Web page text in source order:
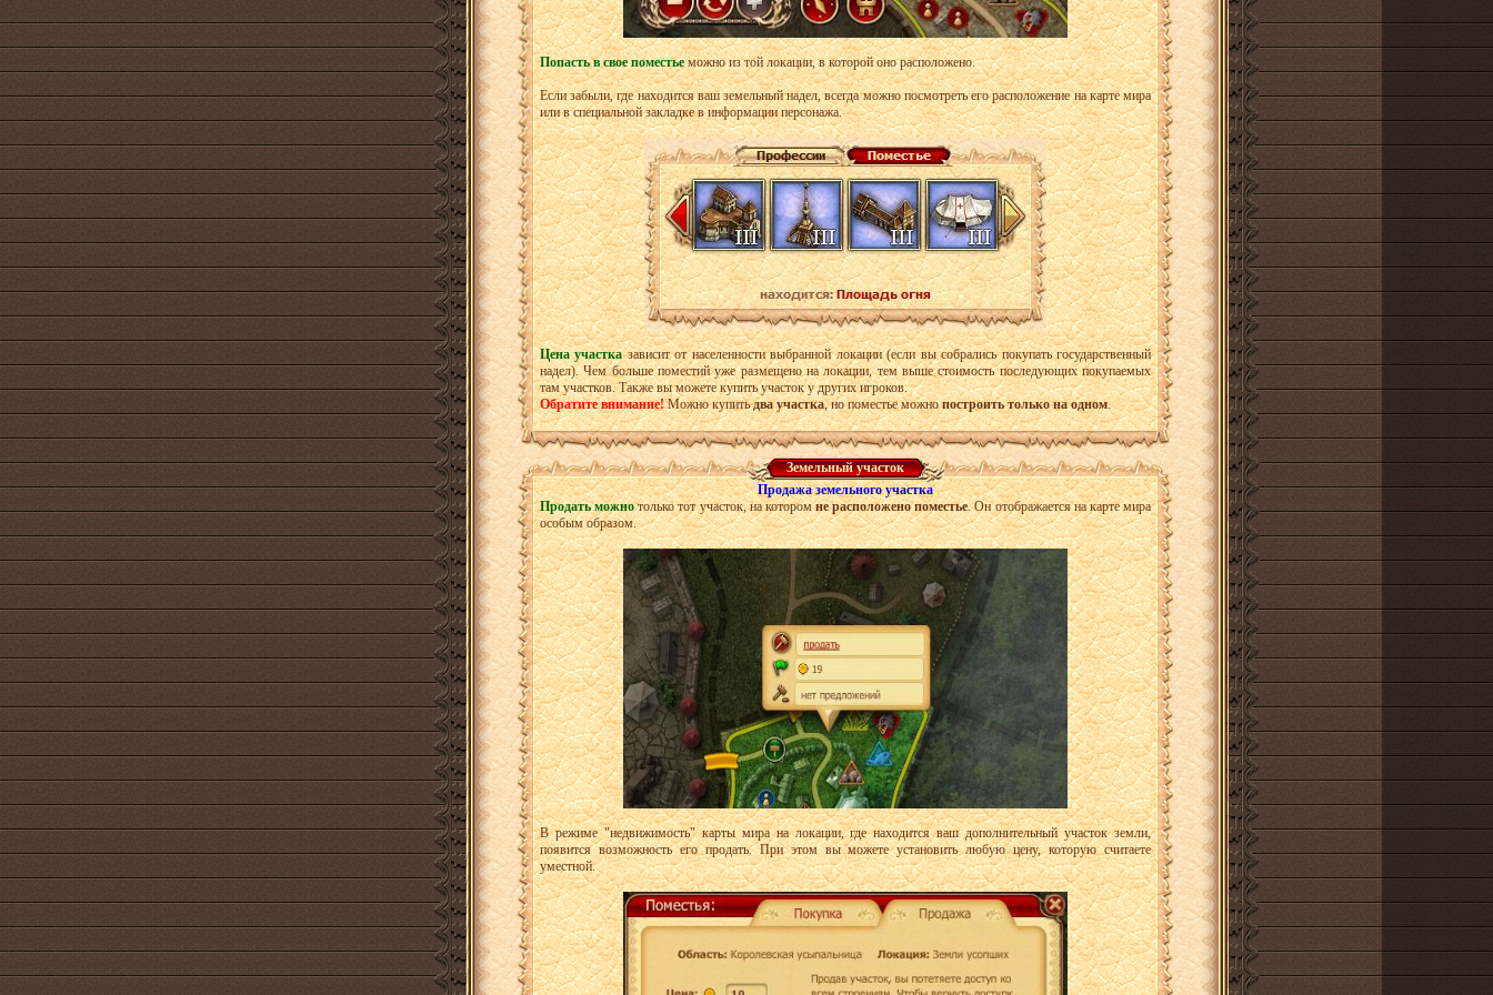
Попасть в свое поместьеможно из той локации, в которой оно расположено.
Если забыли, где находится ваш земельный надел, всегда можно посмотреть его расположение на карте мира
или в специальной закладке в информации персонажа.
Цена участказависит от населенности выбранной локации (если вы собрались покупать государственный
надел). Чем больше поместий уже размещено на локации, тем выше стоимость последующих покупаемых
там участков. Также вы можете купить участок у других игроков.
Обратите внимание!Можно купитьдва участка, но поместье можнопостроить только на одном.
Земельный участок
Продажа земельного участка
Продать можнотолько тот участок, на которомне расположено поместье. Он отображается на карте мира
особым образом.
В режиме "недвижимость" карты мира на локации, где находится ваш дополнительный участок земли,
появится возможность его продать. При этом вы можете установить любую цену, которую считаете
уместной.